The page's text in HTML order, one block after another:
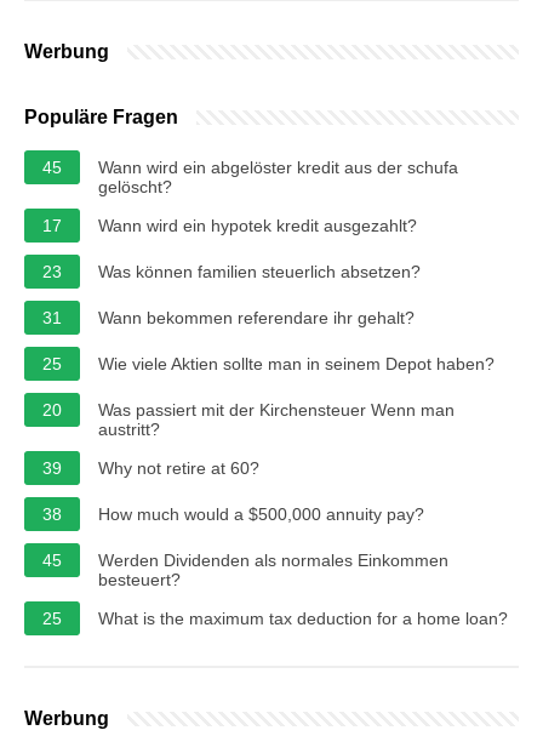
Werbung
Populäre Fragen
45
Wann wird ein abgelöster kredit aus der schufa
gelöscht?
17
Wann wird ein hypotek kredit ausgezahlt?
23 Was können familien steuerlich absetzen?
31 Wann bekommen referendare ihr gehalt?
25 Wie viele Aktien sollte man in seinem Depot haben?
20
Was passiert mit der Kirchensteuer Wenn man
austritt?
39
Why not retire at 60?
38 How much would a $500,000 annuity pay?
45
Werden Dividenden als normales Einkommen
besteuert?
25
What is the maximum tax deduction for a home loan?
Werbung